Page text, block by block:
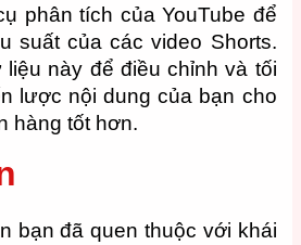
phân tích của YouTube để
suất của các video Shorts.
này để điều chỉnh và tối
lược nội dung của bạn cho
hàng tốt hơn.
bạn đã quen thuộc với khái